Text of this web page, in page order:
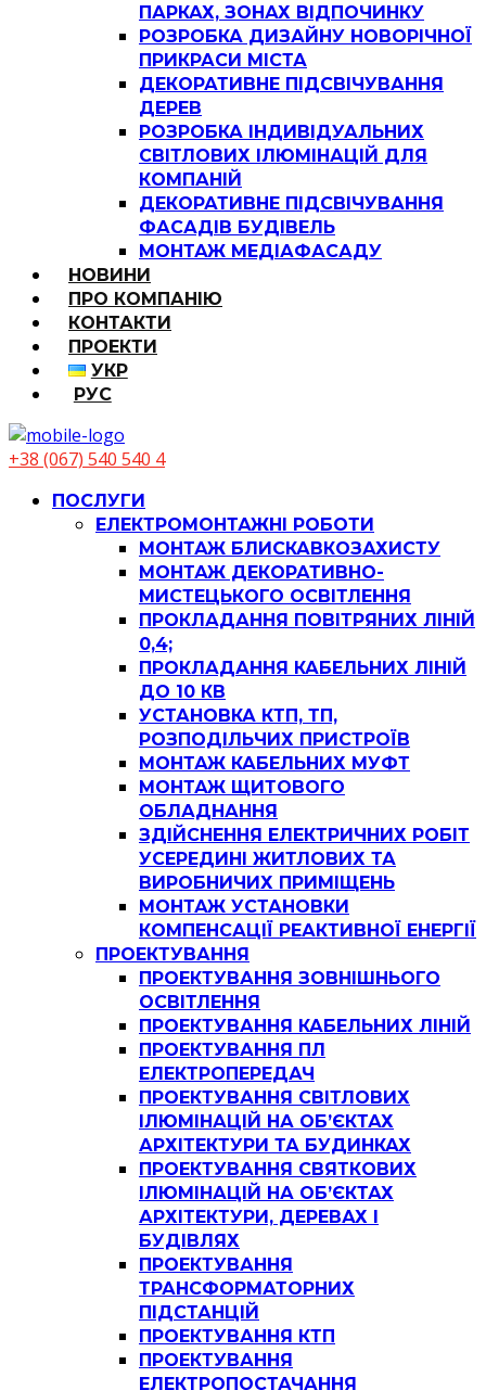
ПАРКАХ, ЗОНАХ ВІДПОЧИНКУ
РОЗРОБКА ДИЗАЙНУ НОВОРІЧНОЇ
ПРИКРАСИ МІСТА
ДЕКОРАТИВНЕ ПІДСВІЧУВАННЯ
ДЕРЕВ
РОЗРОБКА ІНДИВІДУАЛЬНИХ
СВІТЛОВИХ ІЛЮМІНАЦІЙ ДЛЯ
КОМПАНІЙ
ДЕКОРАТИВНЕ ПІДСВІЧУВАННЯ
ФАСАДІВ БУДІВЕЛЬ
МОНТАЖ МЕДІАФАСАДУ
НОВИНИ
ПРО КОМПАНІЮ
КОНТАКТИ
ПРОЕКТИ
УКР
РУС
+38 (067) 540 540 4
ПОСЛУГИ
ЕЛЕКТРОМОНТАЖНІ РОБОТИ
МОНТАЖ БЛИСКАВКОЗАХИСТУ
МОНТАЖ ДЕКОРАТИВНО-
МИСТЕЦЬКОГО ОСВІТЛЕННЯ
ПРОКЛАДАННЯ ПОВІТРЯНИХ ЛІНІЙ
0,4;
ПРОКЛАДАННЯ КАБЕЛЬНИХ ЛІНІЙ
ДО 10 КВ
УСТАНОВКА КТП, ТП,
РОЗПОДІЛЬЧИХ ПРИСТРОЇВ
МОНТАЖ КАБЕЛЬНИХ МУФТ
МОНТАЖ ЩИТОВОГО
ОБЛАДНАННЯ
ЗДІЙСНЕННЯ ЕЛЕКТРИЧНИХ РОБІТ
УСЕРЕДИНІ ЖИТЛОВИХ ТА
ВИРОБНИЧИХ ПРИМІЩЕНЬ
МОНТАЖ УСТАНОВКИ
КОМПЕНСАЦІЇ РЕАКТИВНОЇ ЕНЕРГІЇ
ПРОЕКТУВАННЯ
ПРОЕКТУВАННЯ ЗОВНІШНЬОГО
ОСВІТЛЕННЯ
ПРОЕКТУВАННЯ КАБЕЛЬНИХ ЛІНІЙ
ПРОЕКТУВАННЯ ПЛ
ЕЛЕКТРОПЕРЕДАЧ
ПРОЕКТУВАННЯ СВІТЛОВИХ
ІЛЮМІНАЦІЙ НА ОБ’ЄКТАХ
АРХІТЕКТУРИ ТА БУДИНКАХ
ПРОЕКТУВАННЯ СВЯТКОВИХ
ІЛЮМІНАЦІЙ НА ОБ’ЄКТАХ
АРХІТЕКТУРИ, ДЕРЕВАХ І
БУДІВЛЯХ
ПРОЕКТУВАННЯ
ТРАНСФОРМАТОРНИХ
ПІДСТАНЦІЙ
ПРОЕКТУВАННЯ КТП
ПРОЕКТУВАННЯ
ЕЛЕКТРОПОСТАЧАННЯ